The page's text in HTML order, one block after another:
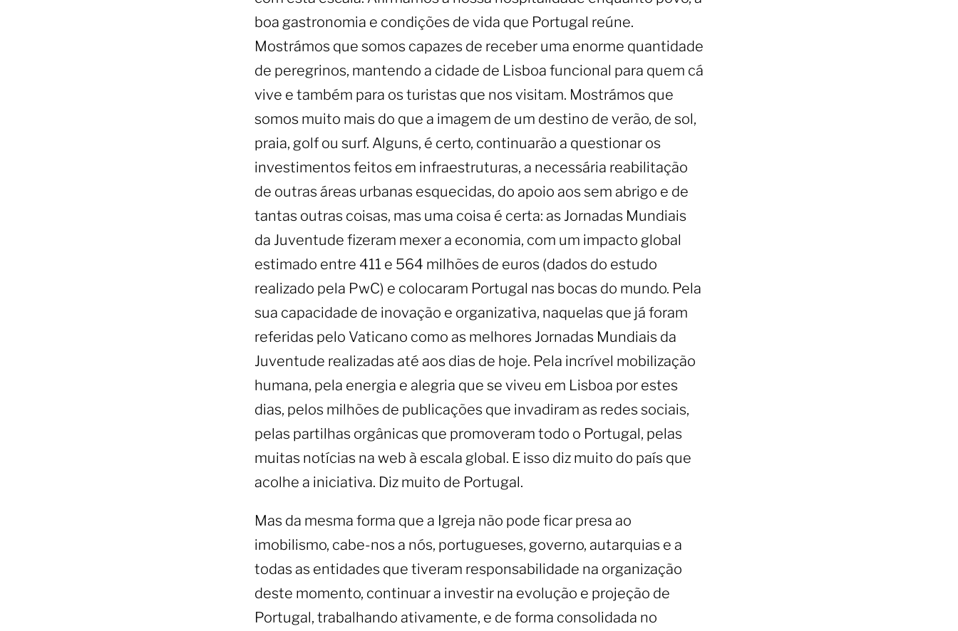
boa gastronomia e condições de vida que Portugal reúne.
Mostrámos que somos capazes de receber uma enorme quantidade
de peregrinos, mantendo a cidade de Lisboa funcional para quem cá
vive e também para os turistas que nos visitam. Mostrámos que
somos muito mais do que a imagem de um destino de verão, de sol,
praia, golf ou surf. Alguns, é certo, continuarão a questionar os
investimentos feitos em infraestruturas, a necessária reabilitação
de outras áreas urbanas esquecidas, do apoio aos sem abrigo e de
tantas outras coisas, mas uma coisa é certa: as Jornadas Mundiais
da Juventude fizeram mexer a economia, com um impacto global
estimado entre 411 e 564 milhões de euros (dados do estudo
realizado pela PwC) e colocaram Portugal nas bocas do mundo. Pela
sua capacidade de inovação e organizativa, naquelas que já foram
referidas pelo Vaticano como as melhores Jornadas Mundiais da
Juventude realizadas até aos dias de hoje. Pela incrível mobilização
humana, pela energia e alegria que se viveu em Lisboa por estes
dias, pelos milhões de publicações que invadiram as redes sociais,
pelas partilhas orgânicas que promoveram todo o Portugal, pelas
muitas notícias na web à escala global. E isso diz muito do país que
acolhe a iniciativa. Diz muito de Portugal.
Mas da mesma forma que a Igreja não pode ficar presa ao
imobilismo, cabe-nos a nós, portugueses, governo, autarquias e a
todas as entidades que tiveram responsabilidade na organização
deste momento, continuar a investir na evolução e projeção de
Portugal, trabalhando ativamente, e de forma consolidada no